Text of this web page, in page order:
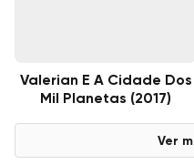
Valerian E A Cidade Dos
Mil Planetas (2017)
Ver